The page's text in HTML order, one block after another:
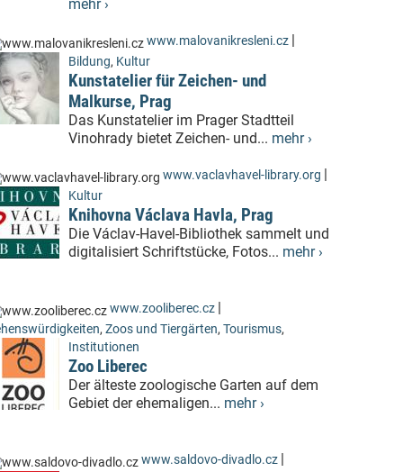
mehr ›
www.malovanikresleni.cz |
Bildung, Kultur
Kunstatelier für Zeichen- und
Malkurse, Prag
Das Kunstatelier im Prager Stadtteil
Vinohrady bietet Zeichen- und... mehr ›
www.vaclavhavel-library.org |
Kultur
Knihovna Václava Havla, Prag
Die Václav-Havel-Bibliothek sammelt und
digitalisiert Schriftstücke, Fotos... mehr ›
www.zooliberec.cz |
, Zoos und Tiergärten, Tourismus,
Institutionen
Zoo Liberec
Der älteste zoologische Garten auf dem
Gebiet der ehemaligen... mehr ›
www.saldovo-divadlo.cz |